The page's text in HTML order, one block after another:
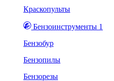
Краскопульты
Бензоинструменты 1
Бензобур
Бензопилы
Бензорезы